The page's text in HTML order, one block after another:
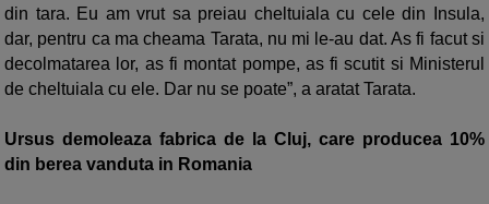
din tara. Eu am vrut sa preiau cheltuiala cu cele din Insula,
dar, pentru ca ma cheama Tarata, nu mi le-au dat. As fi facut si
decolmatarea lor, as fi montat pompe, as fi scutit si Ministerul
de cheltuiala cu ele. Dar nu se poate”, a aratat Tarata.
Ursus demoleaza fabrica de la Cluj, care producea 10%
din berea vanduta in Romania